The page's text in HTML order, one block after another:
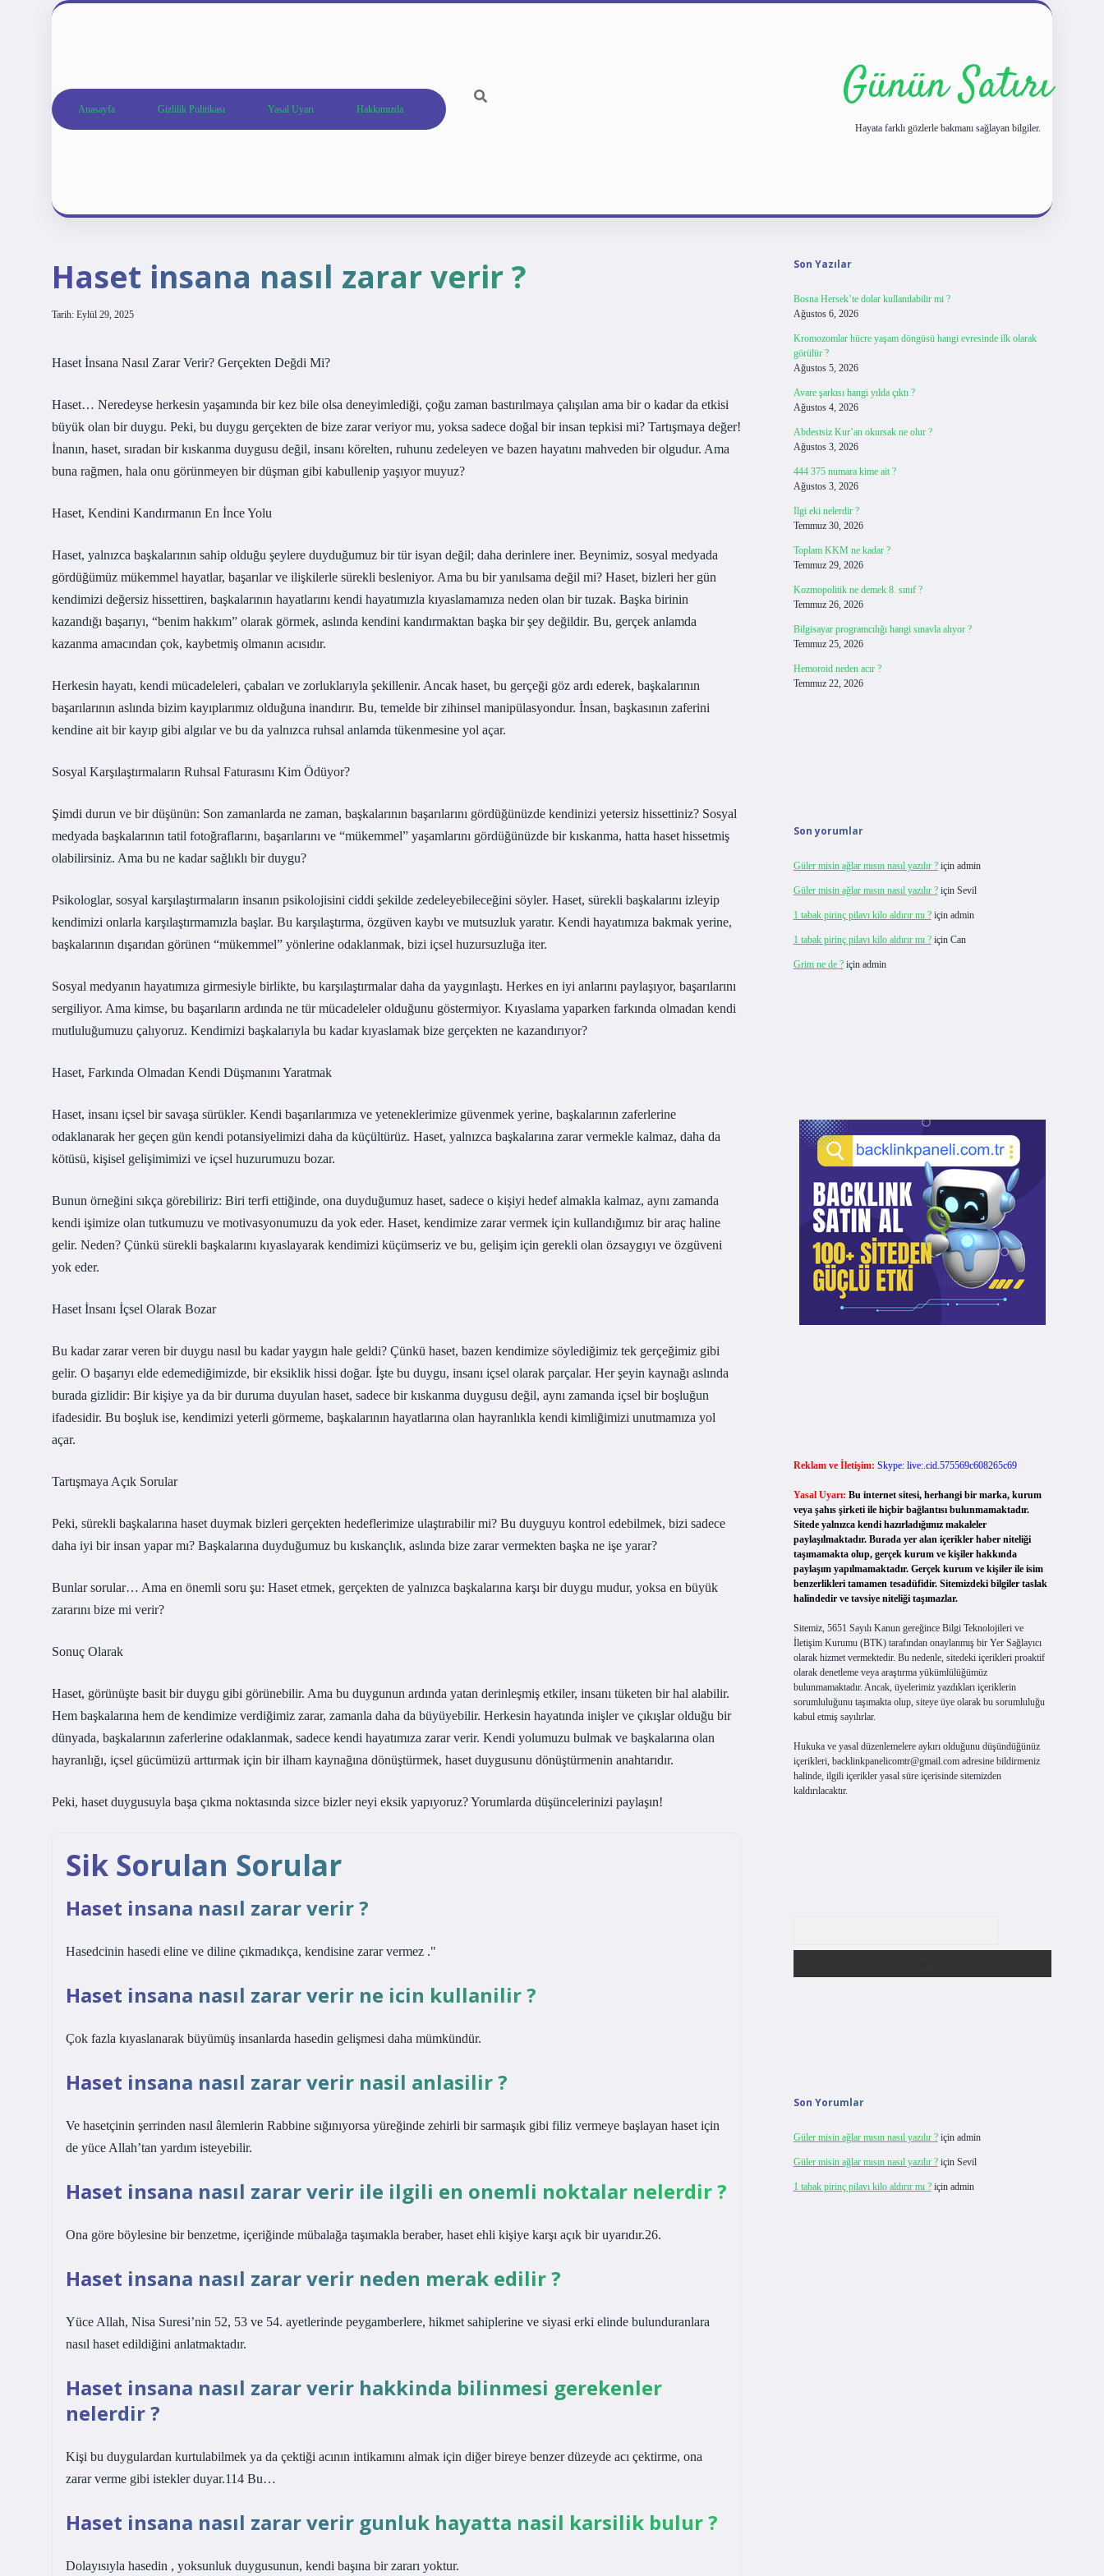
Anasayfa Gizlilik Politikası Yasal Uyarı Hakkımızda Günün Satırı
Hayata farklı gözlerle bakmanı sağlayan bilgiler.
Haset insana nasıl zarar verir ?
Tarih: Eylül 29, 2025
Haset İnsana Nasıl Zarar Verir? Gerçekten Değdi Mi?
Haset… Neredeyse herkesin yaşamında bir kez bile olsa deneyimlediği, çoğu zaman bastırılmaya çalışılan ama bir o kadar da etkisi
büyük olan bir duygu. Peki, bu duygu gerçekten de bize zarar veriyor mu, yoksa sadece doğal bir insan tepkisi mi? Tartışmaya değer!
İnanın, haset, sıradan bir kıskanma duygusu değil, insanı körelten, ruhunu zedeleyen ve bazen hayatını mahveden bir olgudur. Ama
buna rağmen, hala onu görünmeyen bir düşman gibi kabullenip yaşıyor muyuz?
Haset, Kendini Kandırmanın En İnce Yolu
Haset, yalnızca başkalarının sahip olduğu şeylere duyduğumuz bir tür isyan değil; daha derinlere iner. Beynimiz, sosyal medyada
gördüğümüz mükemmel hayatlar, başarılar ve ilişkilerle sürekli besleniyor. Ama bu bir yanılsama değil mi? Haset, bizleri her gün
kendimizi değersiz hissettiren, başkalarının hayatlarını kendi hayatımızla kıyaslamamıza neden olan bir tuzak. Başka birinin
kazandığı başarıyı, “benim hakkım” olarak görmek, aslında kendini kandırmaktan başka bir şey değildir. Bu, gerçek anlamda
kazanma amacından çok, kaybetmiş olmanın acısıdır.
Herkesin hayatı, kendi mücadeleleri, çabaları ve zorluklarıyla şekillenir. Ancak haset, bu gerçeği göz ardı ederek, başkalarının
başarılarının aslında bizim kayıplarımız olduğuna inandırır. Bu, temelde bir zihinsel manipülasyondur. İnsan, başkasının zaferini
kendine ait bir kayıp gibi algılar ve bu da yalnızca ruhsal anlamda tükenmesine yol açar.
Sosyal Karşılaştırmaların Ruhsal Faturasını Kim Ödüyor?
Şimdi durun ve bir düşünün: Son zamanlarda ne zaman, başkalarının başarılarını gördüğünüzde kendinizi yetersiz hissettiniz? Sosyal
medyada başkalarının tatil fotoğraflarını, başarılarını ve “mükemmel” yaşamlarını gördüğünüzde bir kıskanma, hatta haset hissetmiş
olabilirsiniz. Ama bu ne kadar sağlıklı bir duygu?
Psikologlar, sosyal karşılaştırmaların insanın psikolojisini ciddi şekilde zedeleyebileceğini söyler. Haset, sürekli başkalarını izleyip
kendimizi onlarla karşılaştırmamızla başlar. Bu karşılaştırma, özgüven kaybı ve mutsuzluk yaratır. Kendi hayatımıza bakmak yerine,
başkalarının dışarıdan görünen “mükemmel” yönlerine odaklanmak, bizi içsel huzursuzluğa iter.
Sosyal medyanın hayatımıza girmesiyle birlikte, bu karşılaştırmalar daha da yaygınlaştı. Herkes en iyi anlarını paylaşıyor, başarılarını
sergiliyor. Ama kimse, bu başarıların ardında ne tür mücadeleler olduğunu göstermiyor. Kıyaslama yaparken farkında olmadan kendi
mutluluğumuzu çalıyoruz. Kendimizi başkalarıyla bu kadar kıyaslamak bize gerçekten ne kazandırıyor?
Haset, Farkında Olmadan Kendi Düşmanını Yaratmak
Haset, insanı içsel bir savaşa sürükler. Kendi başarılarımıza ve yeteneklerimize güvenmek yerine, başkalarının zaferlerine
odaklanarak her geçen gün kendi potansiyelimizi daha da küçültürüz. Haset, yalnızca başkalarına zarar vermekle kalmaz, daha da
kötüsü, kişisel gelişimimizi ve içsel huzurumuzu bozar.
Bunun örneğini sıkça görebiliriz: Biri terfi ettiğinde, ona duyduğumuz haset, sadece o kişiyi hedef almakla kalmaz, aynı zamanda
kendi işimize olan tutkumuzu ve motivasyonumuzu da yok eder. Haset, kendimize zarar vermek için kullandığımız bir araç haline
gelir. Neden? Çünkü sürekli başkalarını kıyaslayarak kendimizi küçümseriz ve bu, gelişim için gerekli olan özsaygıyı ve özgüveni
yok eder.
Haset İnsanı İçsel Olarak Bozar
Bu kadar zarar veren bir duygu nasıl bu kadar yaygın hale geldi? Çünkü haset, bazen kendimize söylediğimiz tek gerçeğimiz gibi
gelir. O başarıyı elde edemediğimizde, bir eksiklik hissi doğar. İşte bu duygu, insanı içsel olarak parçalar. Her şeyin kaynağı aslında
burada gizlidir: Bir kişiye ya da bir duruma duyulan haset, sadece bir kıskanma duygusu değil, aynı zamanda içsel bir boşluğun
ifadesidir. Bu boşluk ise, kendimizi yeterli görmeme, başkalarının hayatlarına olan hayranlıkla kendi kimliğimizi unutmamıza yol
açar.
Tartışmaya Açık Sorular
Peki, sürekli başkalarına haset duymak bizleri gerçekten hedeflerimize ulaştırabilir mi? Bu duyguyu kontrol edebilmek, bizi sadece
daha iyi bir insan yapar mı? Başkalarına duyduğumuz bu kıskançlık, aslında bize zarar vermekten başka ne işe yarar?
Bunlar sorular… Ama en önemli soru şu: Haset etmek, gerçekten de yalnızca başkalarına karşı bir duygu mudur, yoksa en büyük
zararını bize mi verir?
Sonuç Olarak
Haset, görünüşte basit bir duygu gibi görünebilir. Ama bu duygunun ardında yatan derinleşmiş etkiler, insanı tüketen bir hal alabilir.
Hem başkalarına hem de kendimize verdiğimiz zarar, zamanla daha da büyüyebilir. Herkesin hayatında inişler ve çıkışlar olduğu bir
dünyada, başkalarının zaferlerine odaklanmak, sadece kendi hayatımıza zarar verir. Kendi yolumuzu bulmak ve başkalarına olan
hayranlığı, içsel gücümüzü arttırmak için bir ilham kaynağına dönüştürmek, haset duygusunu dönüştürmenin anahtarıdır.
Peki, haset duygusuyla başa çıkma noktasında sizce bizler neyi eksik yapıyoruz? Yorumlarda düşüncelerinizi paylaşın!
Sik Sorulan Sorular
Haset insana nasıl zarar verir ?
Hasedcinin hasedi eline ve diline çıkmadıkça, kendisine zarar vermez ."
Haset insana nasıl zarar verir ne icin kullanilir ?
Çok fazla kıyaslanarak büyümüş insanlarda hasedin gelişmesi daha mümkündür.
Haset insana nasıl zarar verir nasil anlasilir ?
Ve hasetçinin şerrinden nasıl âlemlerin Rabbine sığınıyorsa yüreğinde zehirli bir sarmaşık gibi filiz vermeye başlayan haset için
de yüce Allah’tan yardım isteyebilir.
Haset insana nasıl zarar verir ile ilgili en onemli noktalar nelerdir ?
Ona göre böylesine bir benzetme, içeriğinde mübalağa taşımakla beraber, haset ehli kişiye karşı açık bir uyarıdır.26.
Haset insana nasıl zarar verir neden merak edilir ?
Yüce Allah, Nisa Suresi’nin 52, 53 ve 54. ayetlerinde peygamberlere, hikmet sahiplerine ve siyasi erki elinde bulunduranlara
nasıl haset edildiğini anlatmaktadır.
Haset insana nasıl zarar verir hakkinda bilinmesi gerekenler
nelerdir ?
Kişi bu duygulardan kurtulabilmek ya da çektiği acının intikamını almak için diğer bireye benzer düzeyde acı çektirme, ona
zarar verme gibi istekler duyar.114 Bu…
Haset insana nasıl zarar verir gunluk hayatta nasil karsilik bulur ?
Dolayısıyla hasedin , yoksunluk duygusunun, kendi başına bir zararı yoktur.
Son Yazılar
Bosna Hersek’te dolar kullanılabilir mi ?
Ağustos 6, 2026
Kromozomlar hücre yaşam döngüsü hangi evresinde ilk olarak
görülür ?
Ağustos 5, 2026
Avare şarkısı hangi yılda çıktı ?
Ağustos 4, 2026
Abdestsiz Kur’an okursak ne olur ?
Ağustos 3, 2026
444 375 numara kime ait ?
Ağustos 3, 2026
Ilgi eki nelerdir ?
Temmuz 30, 2026
Toplam KKM ne kadar ?
Temmuz 29, 2026
Kozmopolitik ne demek 8. sınıf ?
Temmuz 26, 2026
Bilgisayar programcılığı hangi sınavla alıyor ?
Temmuz 25, 2026
Hemoroid neden acır ?
Temmuz 22, 2026
Son yorumlar
Güler misin ağlar mısın nasıl yazılır ?için admin
Güler misin ağlar mısın nasıl yazılır ?için Sevil
1 tabak pirinç pilavı kilo aldırır mı ?için admin
1 tabak pirinç pilavı kilo aldırır mı ?için Can
Grim ne de ?için admin
Reklam ve İletişim: Skype: live:.cid.575569c608265c69
Yasal Uyarı: Bu internet sitesi, herhangi bir marka, kurum
veya şahıs şirketi ile hiçbir bağlantısı bulunmamaktadır.
Sitede yalnızca kendi hazırladığımız makaleler
paylaşılmaktadır. Burada yer alan içerikler haber niteliği
taşımamakta olup, gerçek kurum ve kişiler hakkında
paylaşım yapılmamaktadır. Gerçek kurum ve kişiler ile isim
benzerlikleri tamamen tesadüfidir. Sitemizdeki bilgiler taslak
halindedir ve tavsiye niteliği taşımazlar.
Sitemiz, 5651 Sayılı Kanun gereğince Bilgi Teknolojileri ve
İletişim Kurumu (BTK) tarafından onaylanmış bir Yer Sağlayıcı
olarak hizmet vermektedir. Bu nedenle, sitedeki içerikleri proaktif
olarak denetleme veya araştırma yükümlülüğümüz
bulunmamaktadır. Ancak, üyelerimiz yazdıkları içeriklerin
sorumluluğunu taşımakta olup, siteye üye olarak bu sorumluluğu
kabul etmiş sayılırlar.
Hukuka ve yasal düzenlemelere aykırı olduğunu düşündüğünüz
içerikleri, backlinkpanelicomtr@gmail.comadresine bildirmeniz
halinde, ilgili içerikler yasal süre içerisinde sitemizden
kaldırılacaktır.
Son Yorumlar
Güler misin ağlar mısın nasıl yazılır ?için admin
Güler misin ağlar mısın nasıl yazılır ?için Sevil
1 tabak pirinç pilavı kilo aldırır mı ?için admin